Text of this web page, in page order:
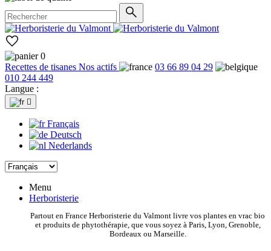
0
Recettes de tisanes Nos actifs
03 66 89 04 29
010 244 449
Langue :

Français
Deutsch
Nederlands
Menu
Herboristerie
Partout en France Herboristerie du Valmont livre vos plantes en vrac bio
et produits de phytothérapie, que vous soyez à Paris, Lyon, Grenoble,
Bordeaux ou Marseille.